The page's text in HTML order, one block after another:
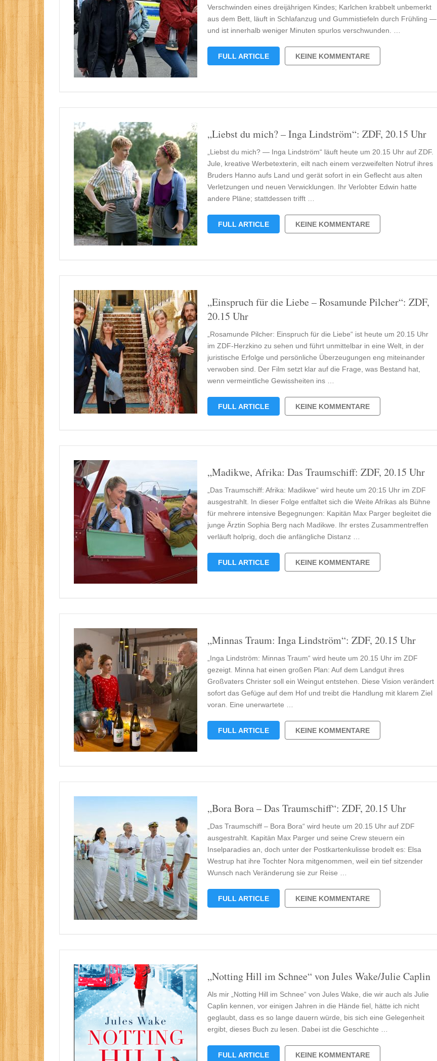
Verschwinden eines dreijährigen Kindes; Karlchen krabbelt unbemerkt
aus dem Bett, läuft in Schlafanzug und Gummistiefeln durch Frühling —
und ist innerhalb weniger Minuten spurlos verschwunden. …
FULL ARTICLE KEINE KOMMENTARE
„Liebst du mich? – Inga Lindström“: ZDF, 20.15 Uhr
„Liebst du mich? — Inga Lindström“ läuft heute um 20.15 Uhr auf ZDF.
Jule, kreative Werbetexterin, eilt nach einem verzweifelten Notruf ihres
Bruders Hanno aufs Land und gerät sofort in ein Geflecht aus alten
Verletzungen und neuen Verwicklungen. Ihr Verlobter Edwin hatte
andere Pläne; stattdessen trifft …
FULL ARTICLE KEINE KOMMENTARE
„Einspruch für die Liebe – Rosamunde Pilcher“: ZDF,
20.15 Uhr
„Rosamunde Pilcher: Einspruch für die Liebe“ ist heute um 20.15 Uhr
im ZDF-Herzkino zu sehen und führt unmittelbar in eine Welt, in der
juristische Erfolge und persönliche Überzeugungen eng miteinander
verwoben sind. Der Film setzt klar auf die Frage, was Bestand hat,
wenn vermeintliche Gewissheiten ins …
FULL ARTICLE KEINE KOMMENTARE
„Madikwe, Afrika: Das Traumschiff: ZDF, 20.15 Uhr
„Das Traumschiff: Afrika: Madikwe“ wird heute um 20:15 Uhr im ZDF
ausgestrahlt. In dieser Folge entfaltet sich die Weite Afrikas als Bühne
für mehrere intensive Begegnungen: Kapitän Max Parger begleitet die
junge Ärztin Sophia Berg nach Madikwe. Ihr erstes Zusammentreffen
verläuft holprig, doch die anfängliche Distanz …
FULL ARTICLE KEINE KOMMENTARE
„Minnas Traum: Inga Lindström“: ZDF, 20.15 Uhr
„Inga Lindström: Minnas Traum“ wird heute um 20.15 Uhr im ZDF
gezeigt. Minna hat einen großen Plan: Auf dem Landgut ihres
Großvaters Christer soll ein Weingut entstehen. Diese Vision verändert
sofort das Gefüge auf dem Hof und treibt die Handlung mit klarem Ziel
voran. Eine unerwartete …
FULL ARTICLE KEINE KOMMENTARE
„Bora Bora – Das Traumschiff“: ZDF, 20.15 Uhr
„Das Traumschiff – Bora Bora“ wird heute um 20.15 Uhr auf ZDF
ausgestrahlt. Kapitän Max Parger und seine Crew steuern ein
Inselparadies an, doch unter der Postkartenkulisse brodelt es: Elsa
Westrup hat ihre Tochter Nora mitgenommen, weil ein tief sitzender
Wunsch nach Veränderung sie zur Reise …
FULL ARTICLE KEINE KOMMENTARE
„Notting Hill im Schnee“ von Jules Wake/Julie Caplin
Als mir „Notting Hill im Schnee“ von Jules Wake, die wir auch als Julie
Caplin kennen, vor einigen Jahren in die Hände fiel, hätte ich nicht
geglaubt, dass es so lange dauern würde, bis sich eine Gelegenheit
ergibt, dieses Buch zu lesen. Dabei ist die Geschichte …
FULL ARTICLE KEINE KOMMENTARE